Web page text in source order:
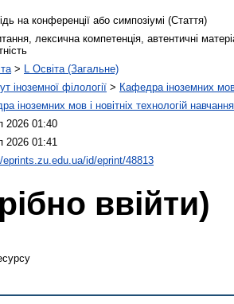
на конференції або симпозіумі (Стаття)
лексична компетенція, автентичні
> L Освіта (Загальне)
іноземної філології > Кафедра іноземних мов
іноземних мов і новітніх технологій навчання
2026 01:40
2026 01:41
id/eprint/48813
ввійти)